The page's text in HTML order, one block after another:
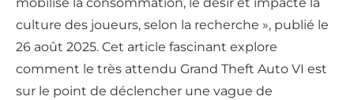
mobilise la consommation, le désir et impacte la
culture des joueurs, selon la recherche », publié le
26 août 2025. Cet article fascinant explore
comment le très attendu Grand Theft Auto VI est
sur le point de déclencher une vague de